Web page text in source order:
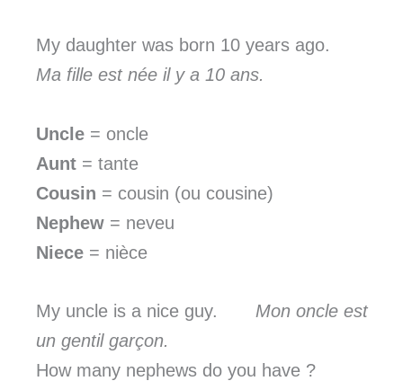
My daughter was born 10 years ago.
Ma fille est née il y a 10 ans.
Uncle = oncle
Aunt = tante
Cousin = cousin (ou cousine)
Nephew = neveu
Niece = nièce
My uncle is a nice guy. Mon oncle est
un gentil garçon.
How many nephews do you have ?